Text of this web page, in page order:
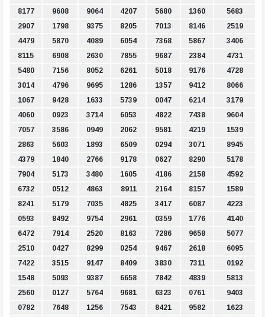
8177
9608 9064 4207 5680 1360
5683
2907
1798 9375 8205 7013 8146
2519
4479
5870 4089 6054 7368 5867
3406
8115
6908 2630 7855 9687 2384
4731
5480
7156 8052 6261 5018 9176
4728
3014
4796 9695 1286 1357 9412
8066
1067
9428 1633 5739 0047 6214
3179
4060
0923 3714 6053 4822 7438
9604
7057
3586 0949 2062 9581 4219
1539
2863
5603 1893 6509 0294 3071
8945
4379
1840 2766 9178 0627 8290
5178
7904
5173 3480 1605 4186 2158
4592
6732
0512 4863 8911 2164 8157
1589
8241
5179 7035 4825 3417 6087
4223
0593
8492 9754 2961 0359 1776
4140
6472
7914 2520 8163 7286 9658
5077
2510
0427 8299 0254 9467 2618
6095
7422
3515 9147 8409 3830 7311
0192
1548
5093 9387 6658 7842 4839
5813
2560
0127 5764 9681 6323 0761
9403
0782
7648 1256 7543 8421 9582
1623